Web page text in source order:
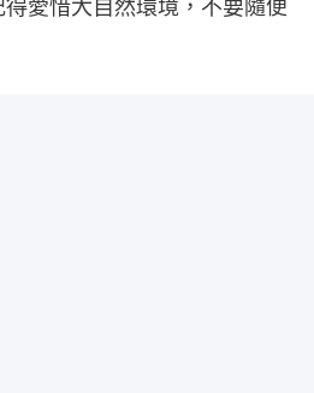
愛惜大自然環境，不要隨便